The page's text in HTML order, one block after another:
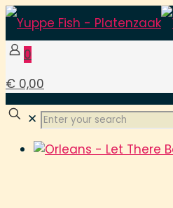
0
€ 0,00
✕